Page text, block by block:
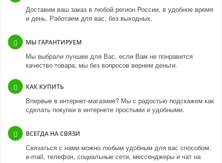
Доставим ваш заказ в любой регион России, в удобное время
и день. Работаем для вас, без выходных.
МЫ ГАРАНТИРУЕМ
Мы выбрали лучшее для Вас, если Вам не понравится
качество товара, мы без вопросов вернем деньги.
КАК КУПИТЬ
Впервые в интернет-магазине? Мы с радостью подскажем как
сделать покупки в интернете простыми и удобными.
ВСЕГДА НА СВЯЗИ
Связаться с нами можно любым удобным для вас способом:
e-mail, телефон, социальные сети, мессенджеры и чат на